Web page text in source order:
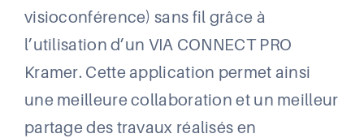
visioconférence) sans fil grâce à
l’utilisation d’un VIA CONNECT PRO
Kramer. Cette application permet ainsi
une meilleure collaboration et un meilleur
partage des travaux réalisés en